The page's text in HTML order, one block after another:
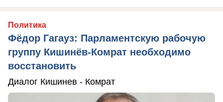
Политика
Фёдор Гагауз: Парламентскую рабочую
группу Кишинёв-Комрат необходимо
восстановить
Диалог Кишинев - Комрат